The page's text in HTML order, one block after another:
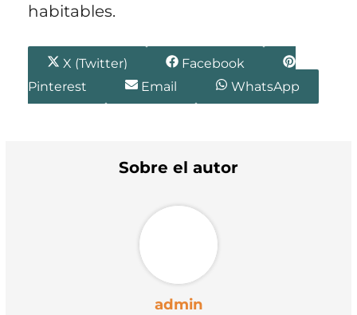
habitables.
Compartir
en
X (Twitter)
Compartir
en
Facebook
en
Pinterest
Compartir
en
Email
Compartir
en
WhatsApp
Sobre el autor
admin